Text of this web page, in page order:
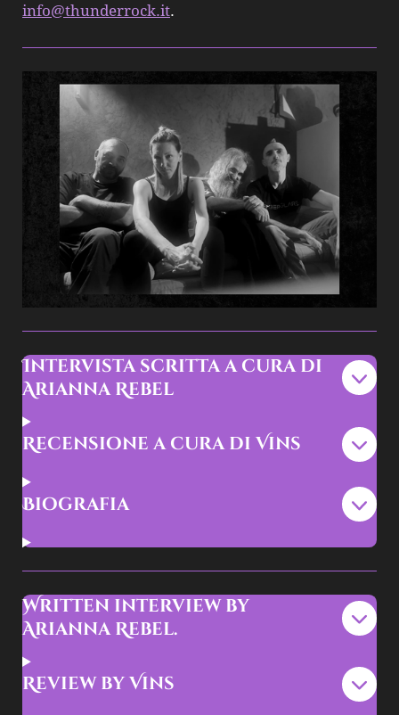
info@thunderrock.it.
Intervista scritta a cura di
Arianna Rebel
Recensione a cura di Vins
Biografia
Written interview by
Arianna Rebel.
Review by Vins